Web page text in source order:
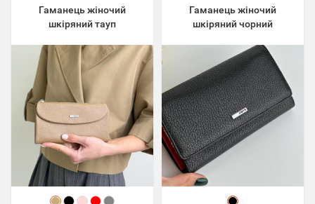
Гаманець жіночий
шкіряний тауп
Гаманець жіночий
шкіряний чорний